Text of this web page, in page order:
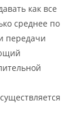
как все
среднее по
передачи